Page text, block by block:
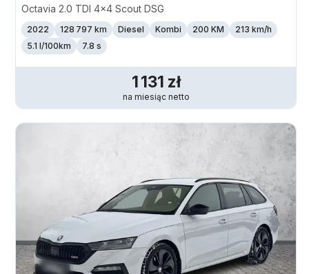
Octavia 2.0 TDI 4x4 Scout DSG
2022 128 797 km Diesel Kombi 200 KM 213 km/h
5.1 l/100km
7.8 s
1 131 zł
na miesiąc netto